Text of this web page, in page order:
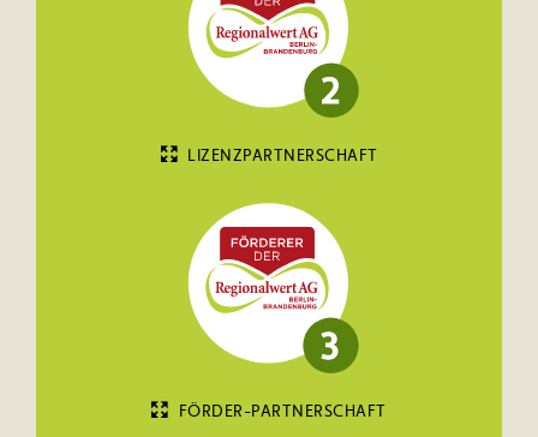
LIZENZPARTNERSCHAFT
FÖRDER-PARTNERSCHAFT